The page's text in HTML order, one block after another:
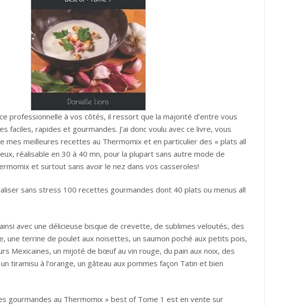
professionnelle à vos côtés, il ressort que la majorité d’entre vous
faciles, rapides et gourmandes. J’ai donc voulu avec ce livre, vous
mes meilleures recettes au Thermomix et en particulier des « plats all
réalisable en 30 à 40 mn, pour la plupart sans autre mode de
et surtout sans avoir le nez dans vos casseroles!
sans stress 100 recettes gourmandes dont 40 plats ou menus all
avec une délicieuse bisque de crevette, de sublimes veloutés, des
une terrine de poulet aux noisettes, un saumon poché aux petits pois,
Mexicaines, un mijoté de bœuf au vin rouge, du pain aux noix, des
tiramisu à l’orange, un gâteau aux pommes façon Tatin et bien
gourmandes au Thermomix » best of Tome 1 est en vente sur